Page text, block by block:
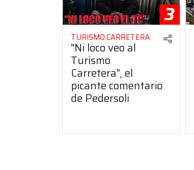
3
TURISMO CARRETERA
"Ni loco veo al
Turismo
Carretera", el
picante comentario
de Pedersoli